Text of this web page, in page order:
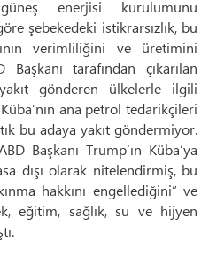
enerjisi kurulumunu
şebekedeki istikrarsızlık, bu
verimliliğini ve üretimini
tarafından çıkarılan
gönderen ülkelerle ilgili
ana petrol tedarikçileri
bu adaya yakıt göndermiyor.
Başkanı Trump’ın Küba’ya
dışı olarak nitelendirmiş, bu
hakkını engellediğini” ve
eğitim, sağlık, su ve hijyen